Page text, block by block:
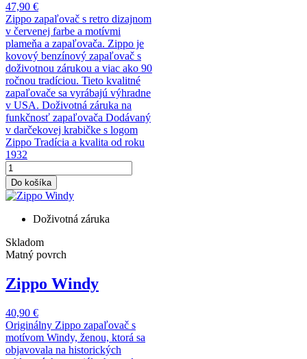
47,90 €
Zippo zapaľovač s retro dizajnom
v červenej farbe a motívmi
plameňa a zapaľovača. Zippo je
kovový benzínový zapaľovač s
doživotnou zárukou a viac ako 90
ročnou tradíciou. Tieto kvalitné
zapaľovače sa vyrábajú výhradne
v USA. Doživotná záruka na
funkčnosť zapaľovača Dodávaný
v darčekovej krabičke s logom
Zippo Tradícia a kvalita od roku
1932
Do košíka
Doživotná záruka
Skladom
Matný povrch
Zippo Windy
40,90 €
Originálny Zippo zapaľovač s
motívom Windy, ženou, ktorá sa
objavovala na historických